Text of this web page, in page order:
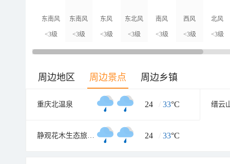
东南风
<3级
东南风
<3级
东风
<3级
东北风
<3级
南风
<3级
西风
<3级
北风
<3级
周边地区 周边景点 周边乡镇
重庆北温泉 24 / 33°C
静观花木生态旅游区 24 / 33°C